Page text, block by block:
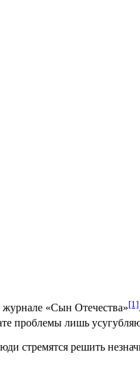
журнале «Сын Отечества»[1].
проблемы лишь
стремятся решить